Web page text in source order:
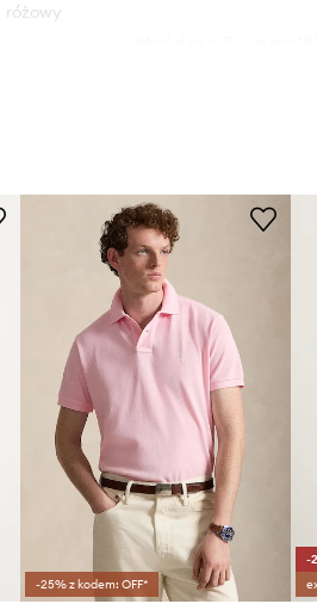
różowy
Rozmiary prezentowane
zostały przeliczone na
europejską tabelę
metce dostarczonego
znajduje się oryginalne
producenta.
Tabela rozmiarów
-25% z kodem: OFF*
-